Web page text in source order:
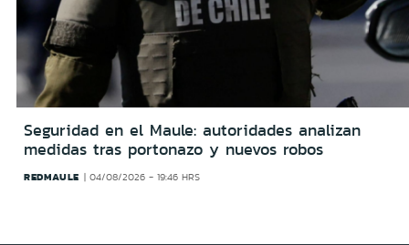
Seguridad en el Maule: autoridades analizan
medidas tras portonazo y nuevos robos
REDMAULE 04/08/2026 - 19:46 HRS